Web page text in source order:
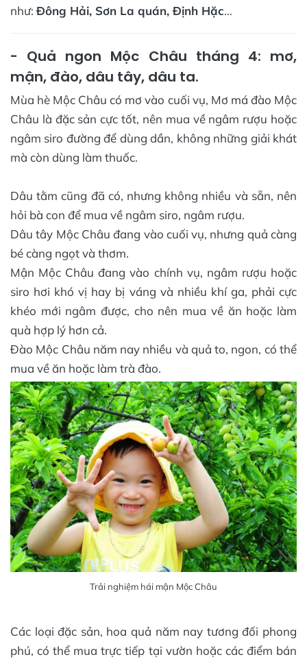
như: Đông Hải, Sơn La quán, Định Hặc…
- Quả ngon Mộc Châu tháng 4: mơ,
mận, đào, dâu tây, dâu ta.
Mùa hè Mộc Châu có mơ vào cuối vụ, Mơ má đào Mộc
Châu là đặc sản cực tốt, nên mua về ngâm rượu hoặc
ngâm siro đường để dùng dần, không những giải khát
mà còn dùng làm thuốc.
Dâu tằm cũng đã có, nhưng không nhiều và sẵn, nên
hỏi bà con để mua về ngâm siro, ngâm rượu.
Dâu tây Mộc Châu đang vào cuối vụ, nhưng quả càng
bé càng ngọt và thơm.
Mận Mộc Châu đang vào chính vụ, ngâm rượu hoặc
siro hơi khó vị hay bị váng và nhiều khí ga, phải cực
khéo mới ngâm được, cho nên mua về ăn hoặc làm
quà hợp lý hơn cả.
Đào Mộc Châu năm nay nhiều và quả to, ngon, có thể
mua về ăn hoặc làm trà đào.
Trải nghiệm hái mận Mộc Châu
Các loại đặc sản, hoa quả năm nay tương đối phong
phú, có thể mua trực tiếp tại vườn hoặc các điểm bán